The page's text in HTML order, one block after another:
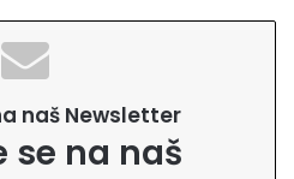
naš Newsletter
se na naš